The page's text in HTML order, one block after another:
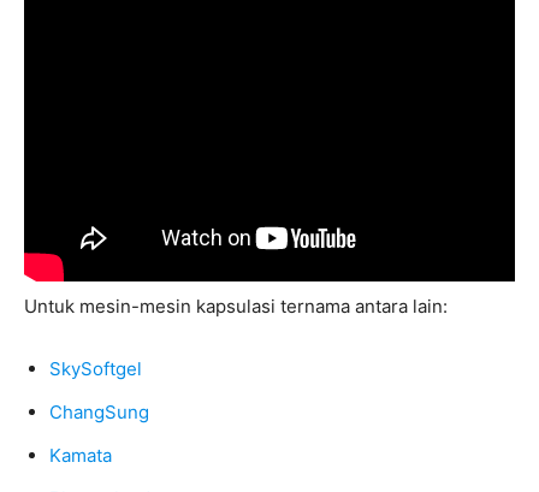
Untuk mesin-mesin kapsulasi ternama antara lain:
SkySoftgel
ChangSung
Kamata